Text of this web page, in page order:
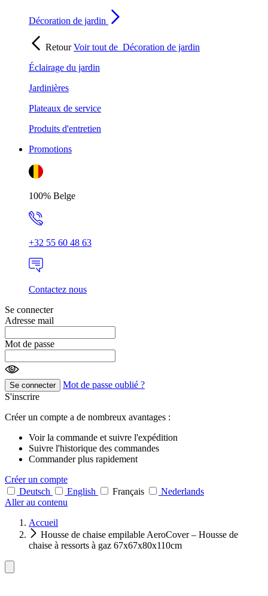
Décoration de jardin
RetourVoir tout de Décoration de jardin
Éclairage du jardin
Jardinières
Plateaux de service
Produits d'entretien
Promotions
100% Belge
+32 55 60 48 63
Contactez nous
Se connecter
Adresse mail
Mot de passe
Se connecter
Mot de passe oublié ?
S'inscrire
Créer un compte a de nombreux avantages :
Voir la commande et suivre l'expédition
Suivre l'historique des commandes
Commander plus rapidement
Créer un compte
Deutsch
English Français
Nederlands
Aller au contenu
Accueil
Housse de chaise empilable AeroCover – Housse de
chaise à ressorts à gaz 67x67x80x110cm